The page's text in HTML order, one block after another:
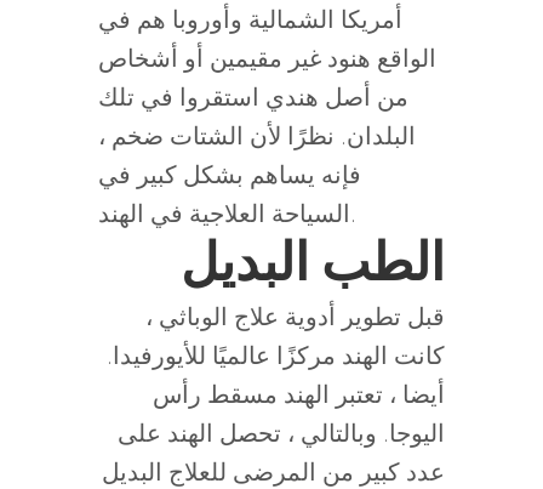
أمريكا الشمالية وأوروبا هم في
الواقع هنود غير مقيمين أو أشخاص
من أصل هندي استقروا في تلك
البلدان. نظرًا لأن الشتات ضخم ،
فإنه يساهم بشكل كبير في
السياحة العلاجية في الهند.
الطب البديل
قبل تطوير أدوية علاج الوباثي ،
كانت الهند مركزًا عالميًا للأيورفيدا.
أيضا ، تعتبر الهند مسقط رأس
اليوجا. وبالتالي ، تحصل الهند على
عدد كبير من المرضى للعلاج البديل